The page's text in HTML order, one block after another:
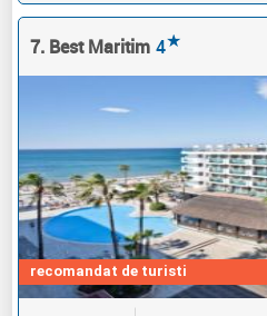
7. Best Maritim 4★
recomandat de turisti